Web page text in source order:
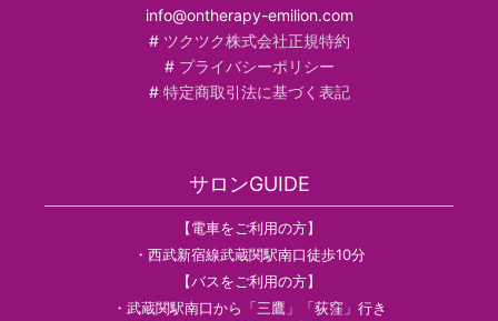
info@ontherapy-emilion.com
# ツクツク株式会社正規特約
# プライバシーポリシー
# 特定商取引法に基づく表記
サロンGUIDE
【電車をご利用の方】
・西武新宿線武蔵関駅南口徒歩10分
【バスをご利用の方】
・武蔵関駅南口から「三鷹」「荻窪」行き